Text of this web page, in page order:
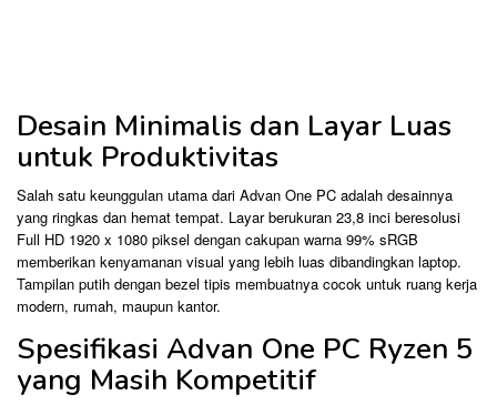
Desain Minimalis dan Layar Luas
untuk Produktivitas
Salah satu keunggulan utama dari Advan One PC adalah desainnya
yang ringkas dan hemat tempat. Layar berukuran 23,8 inci beresolusi
Full HD 1920 x 1080 piksel dengan cakupan warna 99% sRGB
memberikan kenyamanan visual yang lebih luas dibandingkan laptop.
Tampilan putih dengan bezel tipis membuatnya cocok untuk ruang kerja
modern, rumah, maupun kantor.
Spesifikasi Advan One PC Ryzen 5
yang Masih Kompetitif